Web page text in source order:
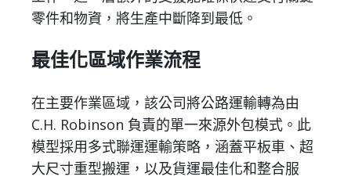
零件和物資，將生產中斷降到最低。
最佳化區域作業流程
在主要作業區域，該公司將公路運輸轉為由
C.H. Robinson 負責的單一來源外包模式。此
模型採用多式聯運運輸策略，涵蓋平板車、超
大尺寸重型搬運，以及貨運最佳化和整合服